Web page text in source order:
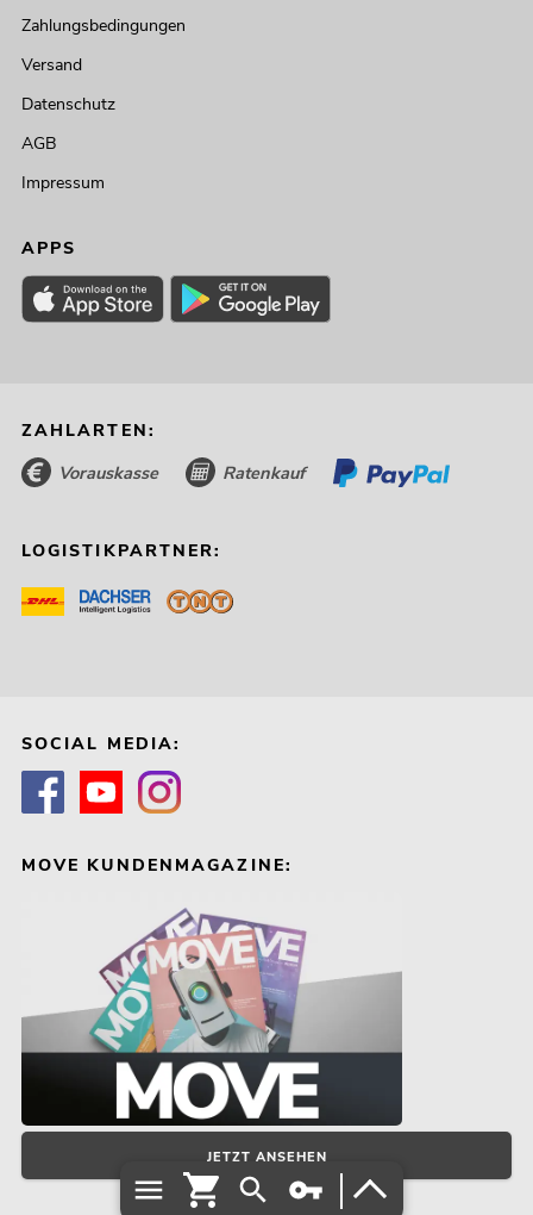
Zahlungsbedingungen
Versand
Datenschutz
AGB
Impressum
APPS
ZAHLARTEN:
Vorauskasse Ratenkauf
LOGISTIKPARTNER:
SOCIAL MEDIA:
MOVE KUNDENMAGAZINE:
JETZT ANSEHEN